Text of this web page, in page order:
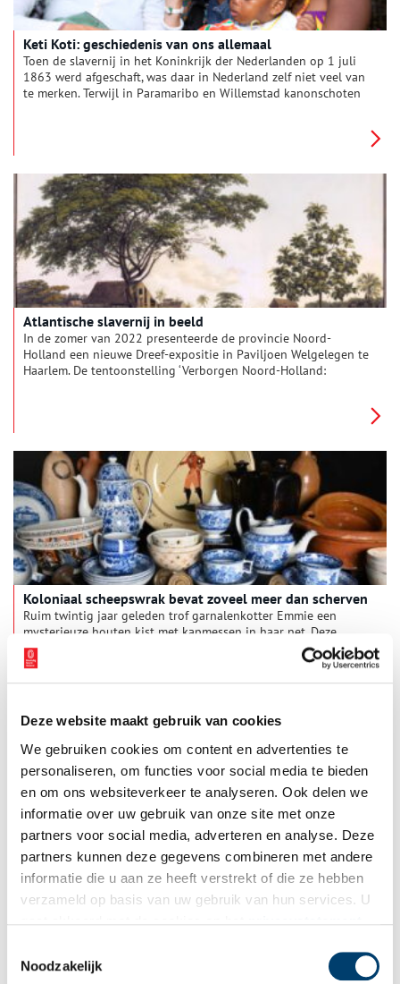
Deze website maakt gebruik van cookies
We gebruiken cookies om content en advertenties te
personaliseren, om functies voor social media te bieden
en om ons websiteverkeer te analyseren. Ook delen we
informatie over uw gebruik van onze site met onze
partners voor social media, adverteren en analyse. Deze
partners kunnen deze gegevens combineren met andere
informatie die u aan ze heeft verstrekt of die ze hebben
verzameld op basis van uw gebruik van hun services. U
Noodzakelijk
Keti Koti: geschiedenis van ons allemaal
Toen de slavernij in het Koninkrijk der Nederlanden op 1 juli
1863 werd afgeschaft, was daar in Nederland zelf niet veel van
te merken. Terwijl in Paramaribo en Willemstad kanonschoten
geldt niet langer als exclusief zwarte geschiedenis, maar als
een gedeeld verleden van ons allemaal. Toch ging aan dat
inzicht een lange weg vooraf.
Atlantische slavernij in beeld
In de zomer van 2022 presenteerde de provincie Noord-
Holland een nieuwe Dreef-expositie in Paviljoen Welgelegen te
Haarlem. De tentoonstelling ‘Verborgen Noord-Holland:
middel van historische objecten, informatieve teksten en
moderne kunst kreeg de bezoeker een beter beeld van dit
minder bekende deel van onze geschiedenis.
Koloniaal scheepswrak bevat zoveel meer dan scherven
Ruim twintig jaar geleden trof garnalenkotter Emmie een
mysterieuze houten kist met kapmessen in haar net. Deze
vondst vormde het begin van een lang onderzoek naar het
zogenaamde ‘Schervenwrak’, dat in 1822 op de Rede van Texel
verging. Het schip, dat met gereedschap en luxegoederen op
zomer van 2022 onderwerp van een nieuwe tentoonstelling in
archeologiemuseum Huis van Hilde.
Het Hofje van Staats en de Haarlemse textielindustrie
In de Haarlemse textielindustrie viel in de zeventiende eeuw
veel geld te verdienen. Koopman IJsbrand Staats bouwde een
stichten aan de Jansweg.